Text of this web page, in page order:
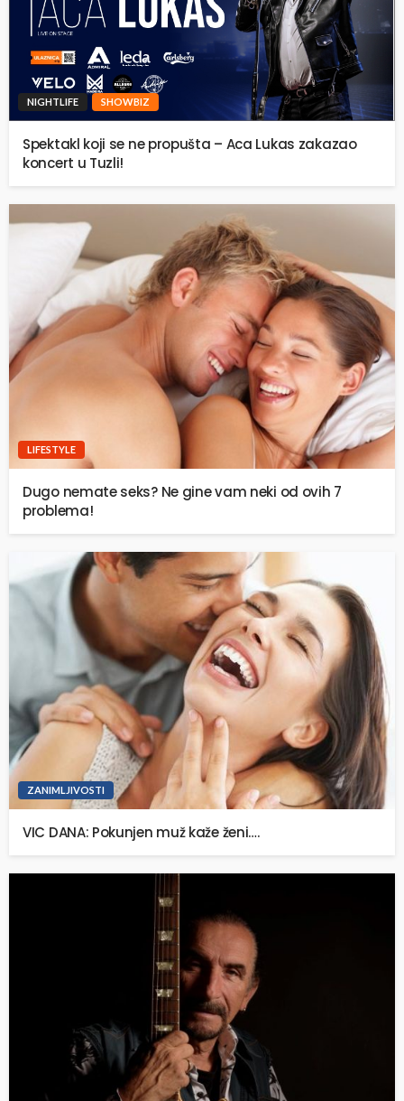
NIGHTLIFE SHOWBIZ
Spektakl koji se ne propušta – Aca Lukas zakazao
koncert u Tuzli!
LIFESTYLE
Dugo nemate seks? Ne gine vam neki od ovih 7
problema!
ZANIMLJIVOSTI
VIC DANA: Pokunjen muž kaže ženi….